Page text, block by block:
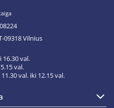
09318 Vilnius
16.30 val.
val.
val. iki 12.15 val.